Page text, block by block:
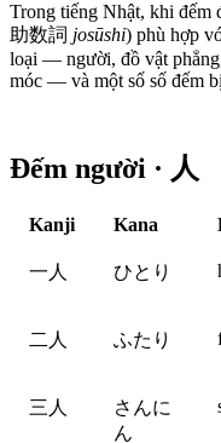
Trong tiếng Nhật, khi đếm
助数詞 josūshi) phù hợp
loại — người, đồ vật
móc — và một số số đếm
Đếm người · 人
Kanji Kana
一人 ひとり
二人 ふたり
三人
さんに
ん